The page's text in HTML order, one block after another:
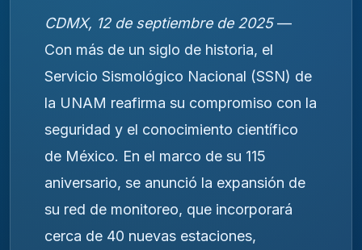
CDMX, 12 de septiembre de 2025—
Con más de un siglo de historia, el
Servicio Sismológico Nacional (SSN) de
la UNAM reafirma su compromiso con la
seguridad y el conocimiento científico
de México. En el marco de su 115
aniversario, se anunció la expansión de
su red de monitoreo, que incorporará
cerca de 40 nuevas estaciones,